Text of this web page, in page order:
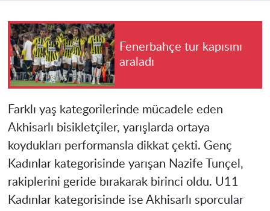
Fenerbahçe tur kapısını
araladı
Farklı yaş kategorilerinde mücadele eden
Akhisarlı bisikletçiler, yarışlarda ortaya
koydukları performansla dikkat çekti. Genç
Kadınlar kategorisinde yarışan Nazife Tunçel,
rakiplerini geride bırakarak birinci oldu. U11
Kadınlar kategorisinde ise Akhisarlı sporcular